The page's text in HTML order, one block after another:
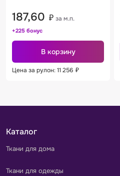
187,60 ₽ за м.п.
+225 бонус
В корзину
Цена за рулон: 11 256 ₽
Каталог
Ткани для дома
Ткани для одежды